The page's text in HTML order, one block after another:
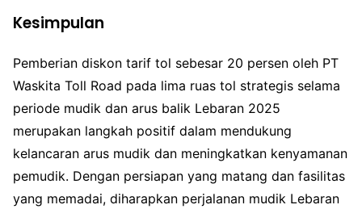
Kesimpulan
Pemberian diskon tarif tol sebesar 20 persen oleh PT
Waskita Toll Road pada lima ruas tol strategis selama
periode mudik dan arus balik Lebaran 2025
merupakan langkah positif dalam mendukung
kelancaran arus mudik dan meningkatkan kenyamanan
pemudik. Dengan persiapan yang matang dan fasilitas
yang memadai, diharapkan perjalanan mudik Lebaran